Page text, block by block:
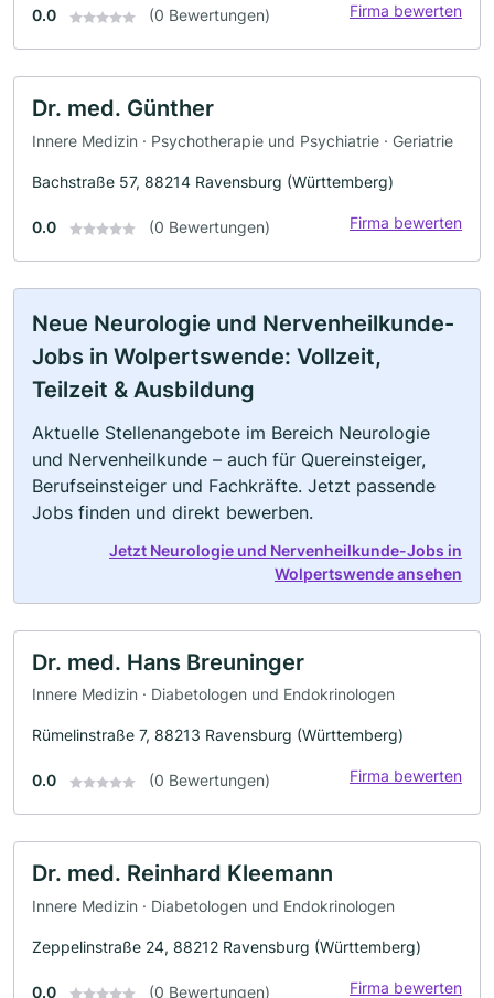
0.0 (0 Bewertungen) Firma bewerten
Dr. med. Günther
Innere Medizin · Psychotherapie und Psychiatrie · Geriatrie
Bachstraße 57, 88214 Ravensburg (Württemberg)
0.0 (0 Bewertungen) Firma bewerten
Neue Neurologie und Nervenheilkunde-
Jobs in Wolpertswende: Vollzeit,
Teilzeit & Ausbildung
Aktuelle Stellenangebote im Bereich Neurologie
und Nervenheilkunde – auch für Quereinsteiger,
Berufseinsteiger und Fachkräfte. Jetzt passende
Jobs finden und direkt bewerben.
Jetzt Neurologie und Nervenheilkunde-Jobs in
Wolpertswende ansehen
Dr. med. Hans Breuninger
Innere Medizin · Diabetologen und Endokrinologen
Rümelinstraße 7, 88213 Ravensburg (Württemberg)
0.0 (0 Bewertungen) Firma bewerten
Dr. med. Reinhard Kleemann
Innere Medizin · Diabetologen und Endokrinologen
Zeppelinstraße 24, 88212 Ravensburg (Württemberg)
0.0 (0 Bewertungen) Firma bewerten